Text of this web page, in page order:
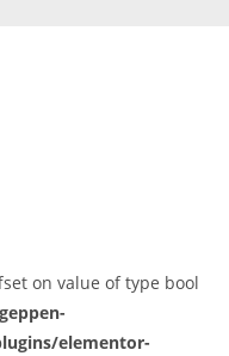
on value of type bool
elementor-